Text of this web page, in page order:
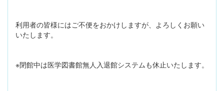
利用者の皆様にはご不便をおかけしますが、よろしくお願い
いたします。
※閉館中は医学図書館無人入退館システムも休止いたします。